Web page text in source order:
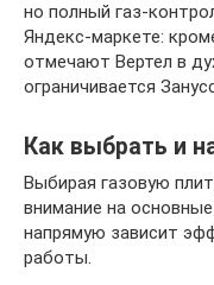
но полный газ-
Яндекс-маркете:
отмечают Вертел в
ограничивается
Как выбрать и
Выбирая газовую
внимание на
напрямую зависит
работы.